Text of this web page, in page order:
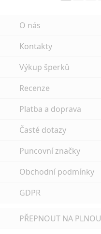
O nás
Kontakty
Výkup šperků
Recenze
Platba a doprava
Časté dotazy
Puncovní značky
Obchodní podmínky
GDPR
PŘEPNOUT NA